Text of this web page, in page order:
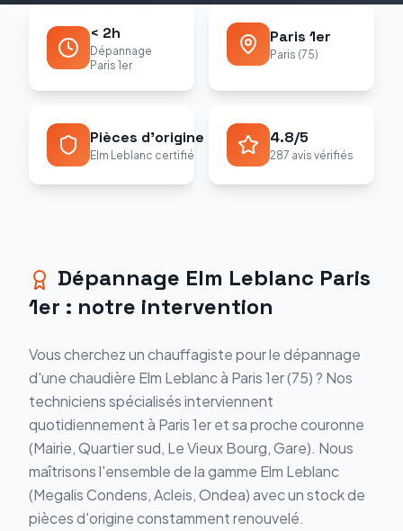
< 2h
Dépannage
Paris 1er
Paris 1er
Paris (75)
Pièces d'origine
Elm Leblanc certifié
4.8/5
287 avis vérifiés
Dépannage Elm Leblanc Paris
1er : notre intervention
Vous cherchez un chauffagiste pour ledépannage
d'une chaudière Elm Leblancà Paris 1er(75) ? Nos
techniciens spécialisés interviennent
quotidiennement à Paris 1eret sa proche couronne
(Mairie, Quartier sud, Le Vieux Bourg, Gare). Nous
maîtrisons l'ensemble de la gamme Elm Leblanc
(Megalis Condens, Acleis, Ondea) avec un stock de
pièces d'origine constamment renouvelé.